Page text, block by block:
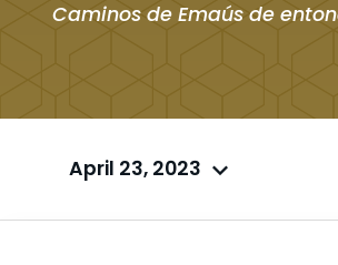
Caminos de Emaús de
April 23, 2023